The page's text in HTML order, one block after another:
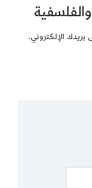
بريدك الإلكتروني.